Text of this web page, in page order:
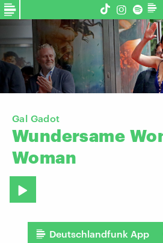
Gal Gadot
Wundersame
Woman
Deutschlandfunk App